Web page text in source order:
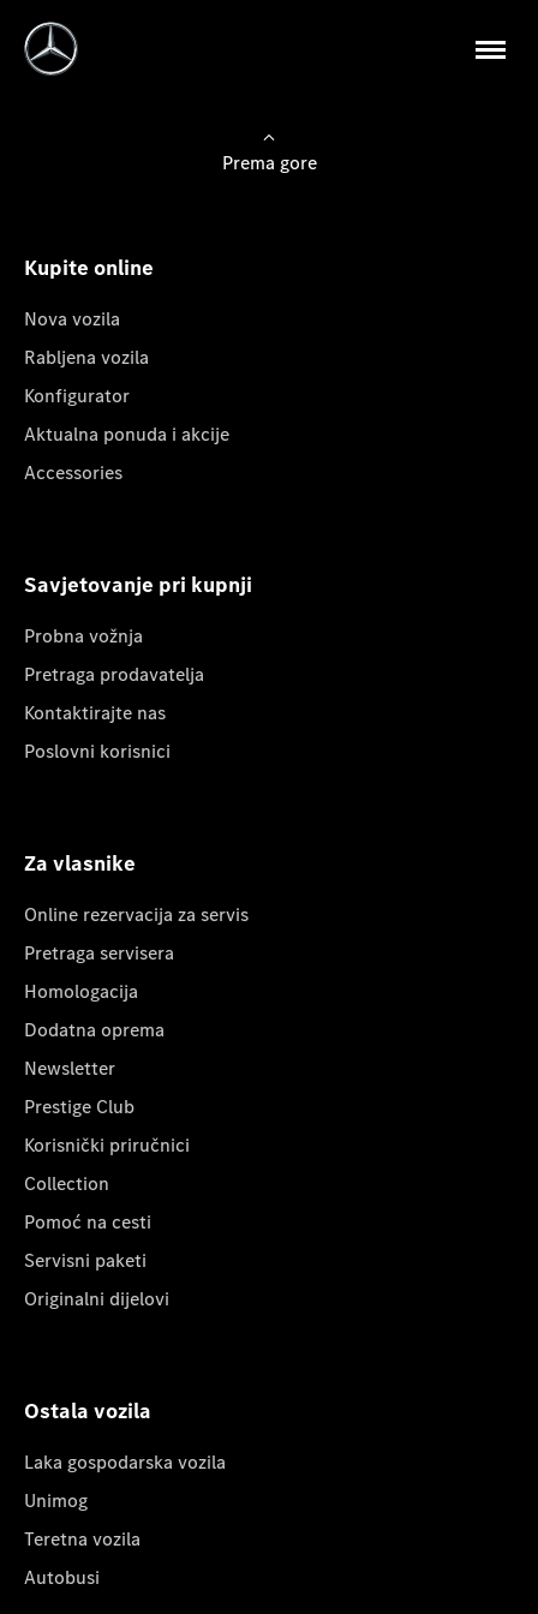
Prema gore
Kupite online
Nova vozila
Rabljena vozila
Konfigurator
Aktualna ponuda i akcije
Accessories
Savjetovanje pri kupnji
Probna vožnja
Pretraga prodavatelja
Kontaktirajte nas
Poslovni korisnici
Za vlasnike
Online rezervacija za servis
Pretraga servisera
Homologacija
Dodatna oprema
Newsletter
Prestige Club
Korisnički priručnici
Collection
Pomoć na cesti
Servisni paketi
Originalni dijelovi
Ostala vozila
Laka gospodarska vozila
Unimog
Teretna vozila
Autobusi